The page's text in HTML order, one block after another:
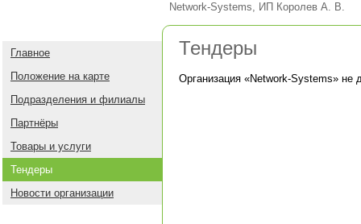
Network-Systems, ИП Королев А. В.
Главное
Положение на карте
Подразделения и филиалы
Партнёры
Товары и услуги
Тендеры
Новости организации
Тендеры
Организация «Network-Systems» не